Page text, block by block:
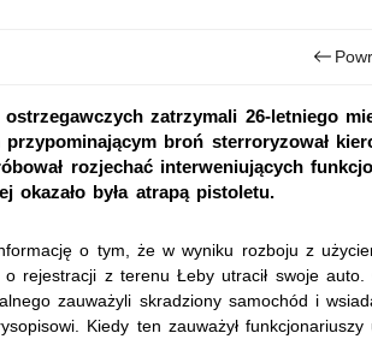
zatrzymali 26-letniego
broń sterroryzował
rozjechać interweniujących
okazało była atrapą pistoletu.
o tym, że w wyniku rozboju z
rejestracji z terenu Łeby utracił swoje auto.
zauważyli skradziony samochód i
Kiedy ten zauważył funkcjonariuszy